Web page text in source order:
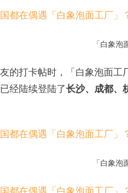
「白象泡
的打卡帖时，「白象泡面
经陆续登陆了长沙、成都、
「白象泡